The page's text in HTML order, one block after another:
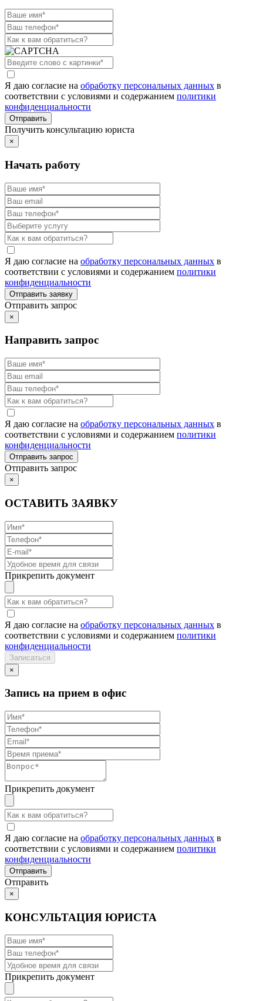
Я даю согласие на обработку персональных данных в
соответствии с условиями и содержанием политики
конфиденциальности
Получить консультацию юриста
×
Начать работу
Я даю согласие на обработку персональных данных в
соответствии с условиями и содержанием политики
конфиденциальности
Отправить запрос
×
Направить запрос
Я даю согласие на обработку персональных данных в
соответствии с условиями и содержанием политики
конфиденциальности
Отправить запрос
×
ОСТАВИТЬ ЗАЯВКУ
Прикрепить документ
Я даю согласие на обработку персональных данных в
соответствии с условиями и содержанием политики
конфиденциальности
×
Запись на прием в офис
Прикрепить документ
Я даю согласие на обработку персональных данных в
соответствии с условиями и содержанием политики
конфиденциальности
Отправить
×
КОНСУЛЬТАЦИЯ ЮРИСТА
Прикрепить документ